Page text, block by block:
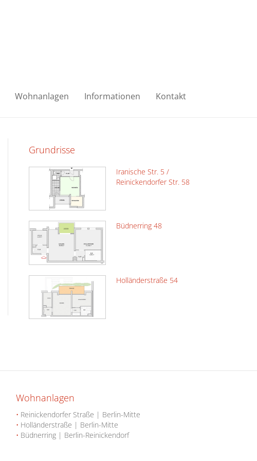
Wohnanlagen Informationen Kontakt
Grundrisse
Iranische Str. 5 /
Reinickendorfer Str. 58
Büdnerring 48
Holländerstraße 54
Wohnanlagen
• Reinickendorfer Straße | Berlin-Mitte
• Holländerstraße | Berlin-Mitte
• Büdnerring | Berlin-Reinickendorf